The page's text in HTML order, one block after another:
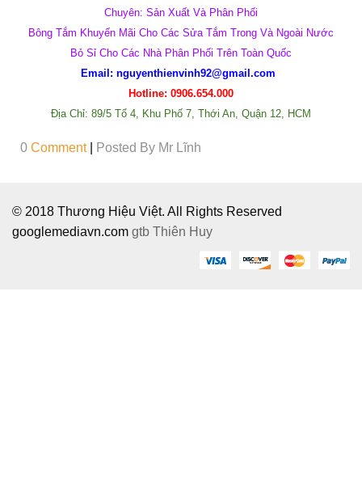
Chuyên: Sản Xuất Và Phân Phối
Bông Tắm Khuyến Mãi Cho Các Sửa Tắm Trong Và Ngoài Nước
Bỏ Sỉ Cho Các Nhà Phân Phối Trên Toàn Quốc
Email: nguyenthienvinh92@gmail.com
Hotline: 0906.654.000
Địa Chỉ: 89/5 Tổ 4, Khu Phố 7, Thới An, Quận 12, HCM
0 Comment Posted By Mr Lĩnh
© 2018 Thương Hiệu Việt. All Rights Reserved
googlemediavn.com gtb Thiên Huy